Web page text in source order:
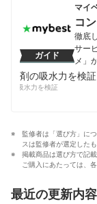
は基
提供
ブロ
ーレ
ブル
ど、
れ、
も常
ガイド
マイ
コ
徹底
サー
メ」
スト
の吸水力を検証
監修者は「選び方」に
スは監修者が選定した
掲載商品は選び方で記
ご購入にあたっては、
最近の更新内容